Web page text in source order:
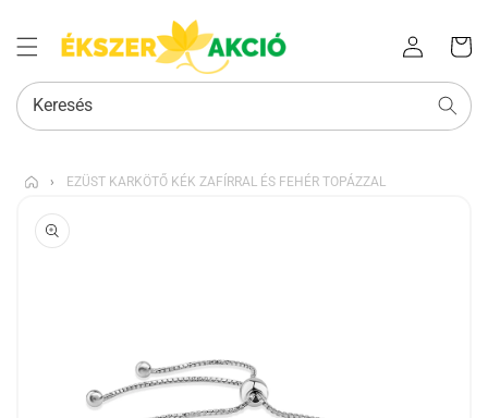
Bejelentkezés
kosara
Keresés
› EZÜST KARKÖTŐ KÉK ZAFÍRRAL ÉS FEHÉR TOPÁZZAL
UGRÁS A
TERMÉKADATOKRA